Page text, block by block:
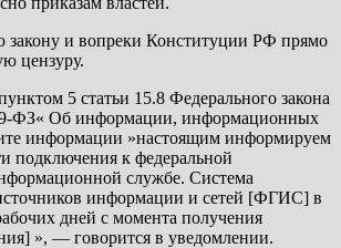
закону и вопреки Конституции РФ прямо
цензуру.
5 статьи 15.8 Федерального закона
ФЗ« Об информации, информационных
информации »настоящим информируем
подключения к федеральной
службе. Система
информации и сетей [ФГИС] в
дней с момента получения
», — говорится в уведомлении.